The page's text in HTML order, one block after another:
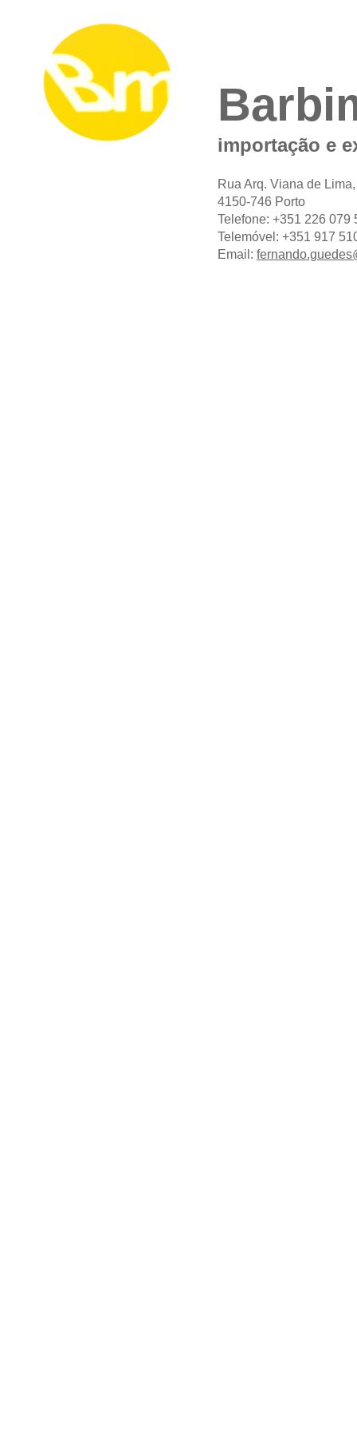
importação e
Rua Arq. Viana de
4150-746 Porto
Telefone: +351 226 079
Telemóvel: +351 917
Email: